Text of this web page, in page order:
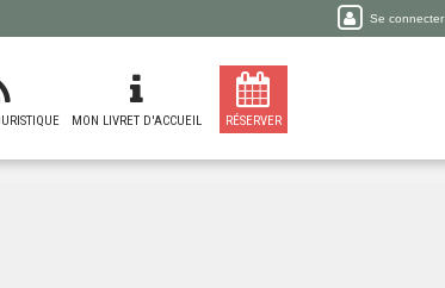
Se connecter
MON LIVRET D'ACCUEIL RÉSERVER